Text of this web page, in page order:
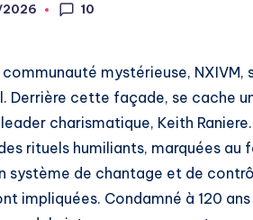
2026 10
communauté mystérieuse,
Derrière cette façade, se cache
charismatique, Keith
rituels humiliants, marquées au
système de chantage et de
impliquées. Condamné à 120